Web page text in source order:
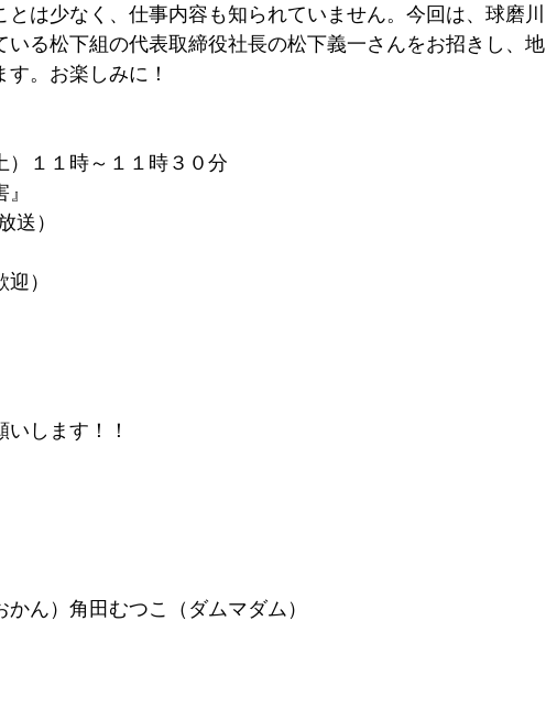
とは少なく、仕事内容も知られていません。今回は、球磨川
る松下組の代表取締役社長の松下義一さんをお招きし、地
。お楽しみに！
）１１時～１１時３０分
送）
）
します！！
ん）角田むつこ（ダムマダム）